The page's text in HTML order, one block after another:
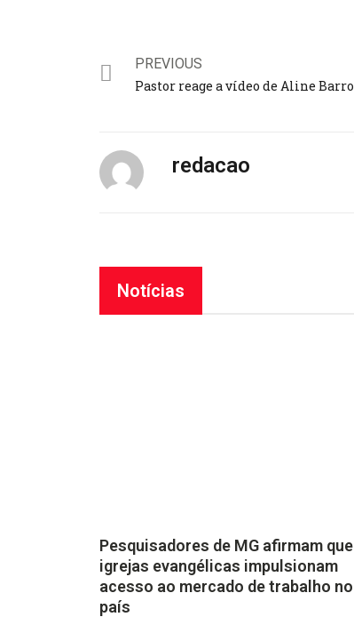
PREVIOUS
redacao
Notícias
Pesquisadores de MG afirmam que
igrejas evangélicas impulsionam
acesso ao mercado de trabalho no
país